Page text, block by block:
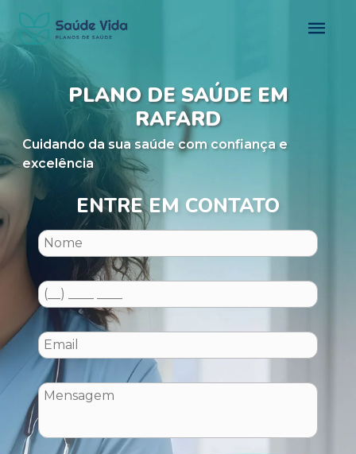
PLANO DE SAÚDE EM
RAFARD
Cuidando da sua saúde com confiança e
excelência
ENTRE EM CONTATO